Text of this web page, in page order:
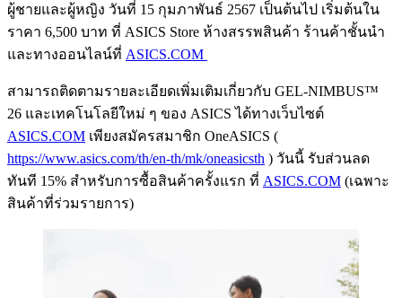
ผู้ชายและผู้หญิง วันที่ 15 กุมภาพันธ์ 2567 เป็นต้นไป เริ่มต้นใน
ราคา 6,500 บาท ที่ ASICS Store ห้างสรรพสินค้า ร้านค้าชั้นนำ
และทางออนไลน์ที่ ASICS.COM
สามารถติดตามรายละเอียดเพิ่มเติมเกี่ยวกับ GEL-NIMBUS™
26 และเทคโนโลยีใหม่ ๆ ของ ASICS ได้ทางเว็บไซต์
ASICS.COM เพียงสมัครสมาชิก OneASICS (
https://www.asics.com/th/en-th/mk/oneasicsth ) วันนี้ รับส่วนลด
ทันที 15% สำหรับการซื้อสินค้าครั้งแรก ที่ ASICS.COM (เฉพาะ
สินค้าที่ร่วมรายการ)